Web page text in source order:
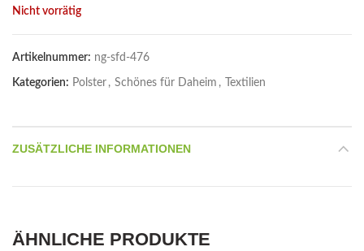
Nicht vorrätig
Artikelnummer: ng-sfd-476
Kategorien: Polster , Schönes für Daheim , Textilien
ZUSÄTZLICHE INFORMATIONEN
ÄHNLICHE PRODUKTE